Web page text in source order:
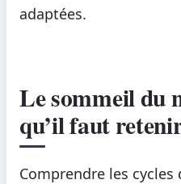
adaptées.
Le sommeil du
qu’il faut
Comprendre les